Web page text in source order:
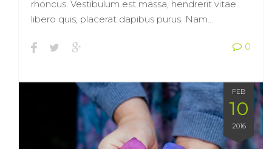
rhoncus. Vestibulum est massa, hendrerit vitae
libero quis, placerat dapibus purus. Nam…
0
FEB
10
2016